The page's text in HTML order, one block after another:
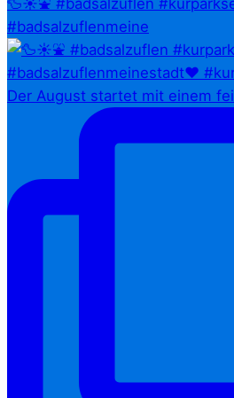
#badsalzuflenmeine
Der August startet mit einem